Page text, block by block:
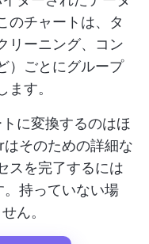
のチャートは、タ
リーニング、コン
）ごとにグループ
す。
に変換するのはほ
そのための詳細な
スを完了するには
持っていない場
ん。